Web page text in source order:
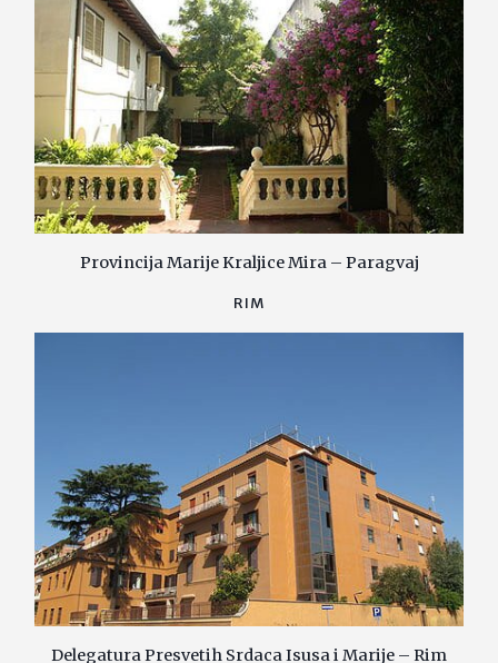
Provincija Marije Kraljice Mira – Paragvaj
RIM
Delegatura Presvetih Srdaca Isusa i Marije – Rim